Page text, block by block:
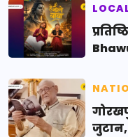
जुटान,